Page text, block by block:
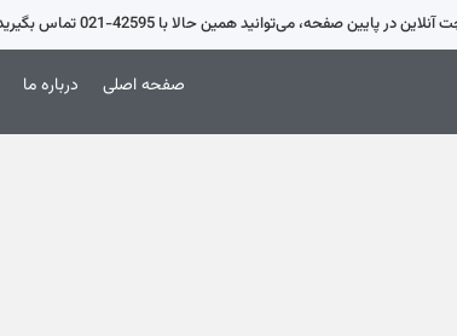
در پایین صفحه، می‌توانید همین حالا با 42595-021 تماس بگیرید.
صفحه اصلی درباره ما